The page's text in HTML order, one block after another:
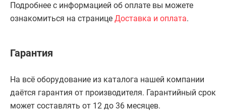
Подробнее с информацией об оплате вы можете
ознакомиться на странице Доставка и оплата.
Гарантия
На всё оборудование из каталога нашей компании
даётся гарантия от производителя. Гарантийный срок
может составлять от 12 до 36 месяцев.